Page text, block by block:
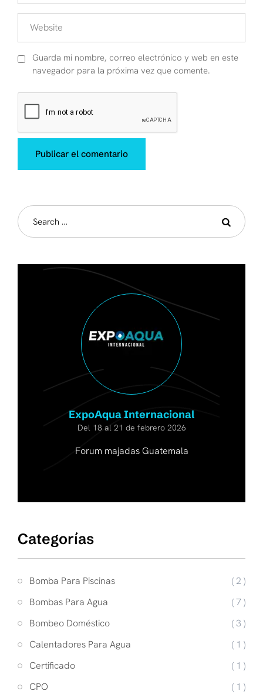
Guarda mi nombre, correo electrónico y web en este
navegador para la próxima vez que comente.
ExpoAqua Internacional
Del 18 al 21 de febrero 2026
Forum majadas Guatemala
Categorías
Bomba Para Piscinas
( 2 )
Bombas Para Agua
( 7 )
Bombeo Doméstico
( 3 )
Calentadores Para Agua
( 1 )
Certificado
( 1 )
CPO
( 1 )